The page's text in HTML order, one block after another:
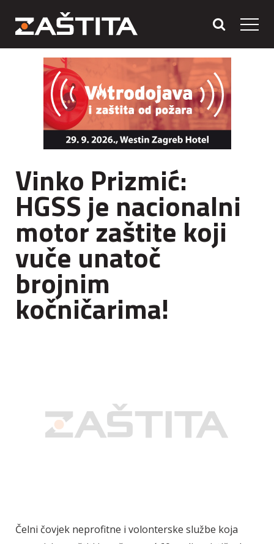
Vinko Prizmić:
HGSS je nacionalni
motor zaštite koji
vuče unatoč
brojnim
kočničarima!
Čelni čovjek neprofitne i volonterske službe koja